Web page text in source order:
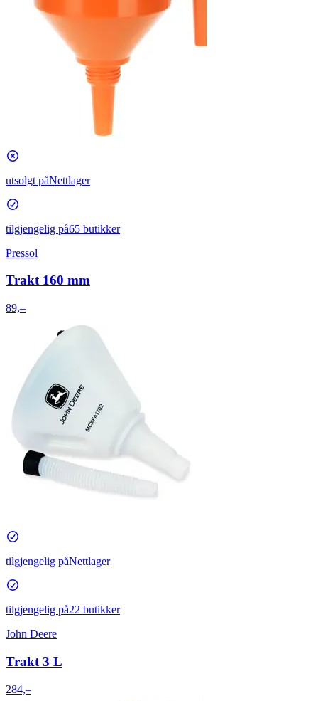
utsolgt påNettlager
tilgjengelig på65 butikker
Pressol
Trakt 160 mm
89,–
tilgjengelig påNettlager
tilgjengelig på22 butikker
John Deere
Trakt 3 L
284,–